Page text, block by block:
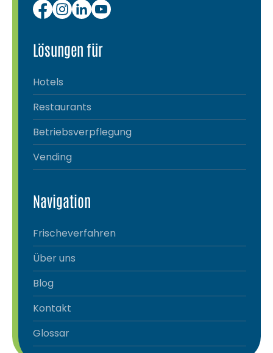
Lösungen für
Hotels
Restaurants
Betriebsverpflegung
Vending
Navigation
Frischeverfahren
Über uns
Blog
Kontakt
Glossar